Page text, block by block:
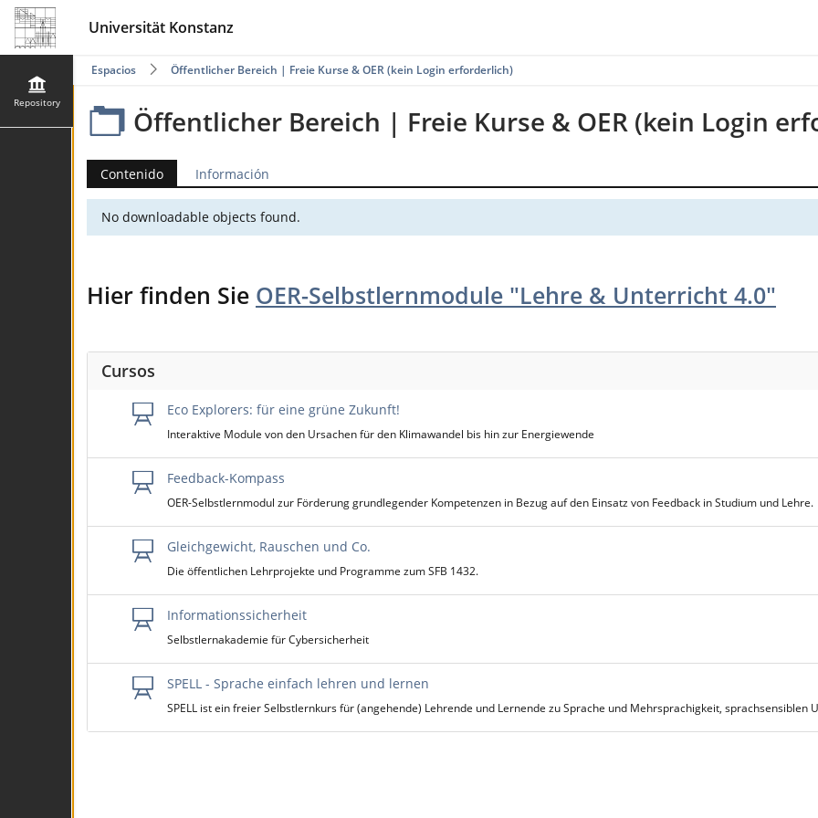
Universität Konstanz
Repository
Espacios Öffentlicher Bereich | Freie Kurse & OER (kein Login erforderlich)
Öffentlicher Bereich | Freie Kurse & OER (kein Login
Contenido Información
No downloadable objects found.
Hier finden Sie OER-Selbstlernmodule "Lehre & Unterricht 4.0"
Cursos
Eco Explorers: für eine grüne Zukunft!
Interaktive Module von den Ursachen für den Klimawandel bis hin zur Energiewende
Feedback-Kompass
OER-Selbstlernmodul zur Förderung grundlegender Kompetenzen in Bezug auf den Einsatz von Feedback in Studium und Lehre.
Gleichgewicht, Rauschen und Co.
Die öffentlichen Lehrprojekte und Programme zum SFB 1432.
Informationssicherheit
Selbstlernakademie für Cybersicherheit
SPELL - Sprache einfach lehren und lernen
SPELL ist ein freier Selbstlernkurs für (angehende) Lehrende und Lernende zu Sprache und Mehrsprachigkeit, sprachsensiblen